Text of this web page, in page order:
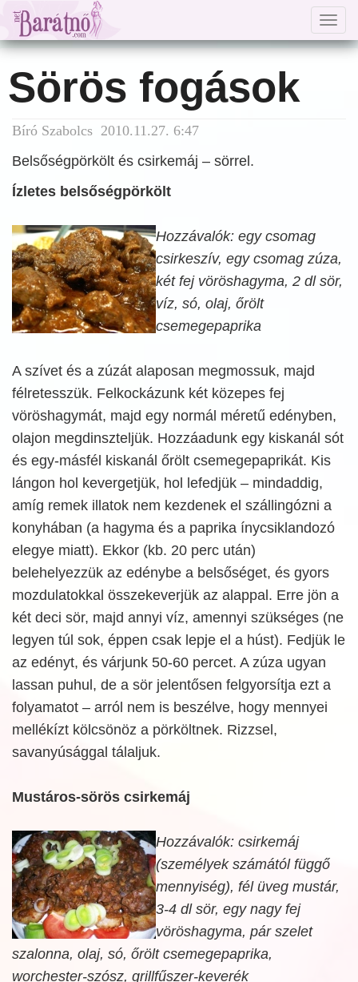
Sörös fogások
Bíró Szabolcs 2010.11.27. 6:47
Belsőségpörkölt és csirkemáj – sörrel.
Ízletes belsőségpörkölt
Hozzávalók: egy csomag
csirkeszív, egy csomag zúza,
két fej vöröshagyma, 2 dl sör,
víz, só, olaj, őrölt
csemegepaprika
A szívet és a zúzát alaposan megmossuk, majd
félretesszük. Felkockázunk két közepes fej
vöröshagymát, majd egy normál méretű edényben,
olajon megdinszteljük. Hozzáadunk egy kiskanál sót
és egy-másfél kiskanál őrölt csemegepaprikát. Kis
lángon hol kevergetjük, hol lefedjük – mindaddig,
amíg remek illatok nem kezdenek el szállingózni a
konyhában (a hagyma és a paprika ínycsiklandozó
elegye miatt). Ekkor (kb. 20 perc után)
belehelyezzük az edénybe a belsőséget, és gyors
mozdulatokkal összekeverjük az alappal. Erre jön a
két deci sör, majd annyi víz, amennyi szükséges (ne
legyen túl sok, éppen csak lepje el a húst). Fedjük le
az edényt, és várjunk 50-60 percet. A zúza ugyan
lassan puhul, de a sör jelentősen felgyorsítja ezt a
folyamatot – arról nem is beszélve, hogy mennyei
mellékízt kölcsönöz a pörköltnek. Rizzsel,
savanyúsággal tálaljuk.
Mustáros-sörös csirkemáj
Hozzávalók: csirkemáj
(személyek számától függő
mennyiség), fél üveg mustár,
3-4 dl sör, egy nagy fej
vöröshagyma, pár szelet
szalonna, olaj, só, őrölt csemegepaprika,
worchester-szósz, grillfűszer-keverék